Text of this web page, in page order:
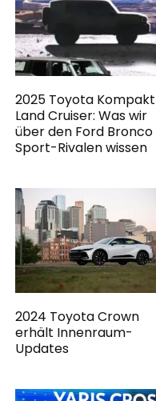
2025 Toyota Kompakt
Land Cruiser: Was wir
über den Ford Bronco
Sport-Rivalen wissen
2024 Toyota Crown
erhält Innenraum-
Updates